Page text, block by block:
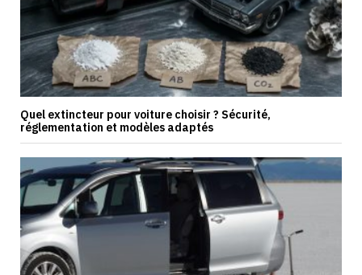
Quel extincteur pour voiture choisir ? Sécurité,
réglementation et modèles adaptés